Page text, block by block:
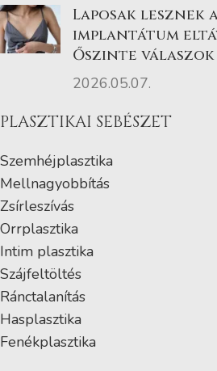
Laposak lesznek
implantátum
Őszinte válaszok
2026.05.07.
PLASZTIKAI SEBÉSZET
Szemhéjplasztika
Mellnagyobbítás
Zsírleszívás
Orrplasztika
Intim plasztika
Szájfeltöltés
Ránctalanítás
Hasplasztika
Fenékplasztika